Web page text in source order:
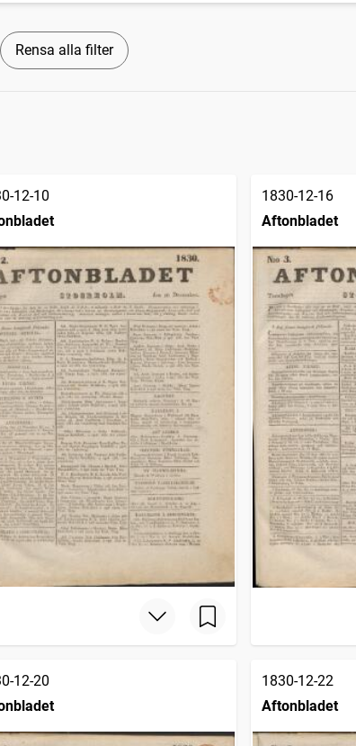
Rensa alla filter
12-10
1830-12-16
Aftonbladet
12-20
1830-12-22
Aftonbladet